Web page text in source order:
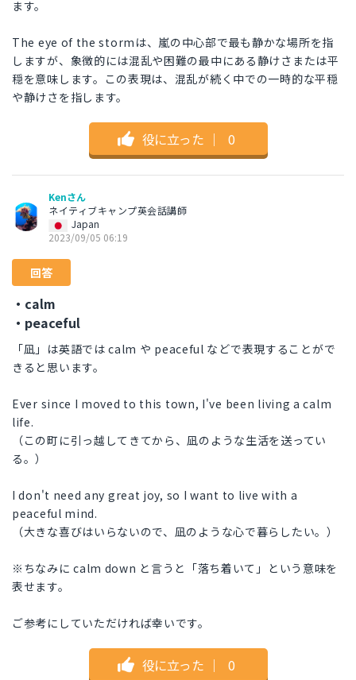
ます。
The eye of the stormは、嵐の中心部で最も静かな場所を指
しますが、象徴的には混乱や困難の最中にある静けさまたは平
穏を意味します。この表現は、混乱が続く中での一時的な平穏
や静けさを指します。
役に立った ｜ 0
Kenさん
ネイティブキャンプ英会話講師
Japan
2023/09/05 06:19
回答
・calm
・peaceful
「凪」は英語では calm や peaceful などで表現することがで
きると思います。
Ever since I moved to this town, I've been living a calm
life.
（この町に引っ越してきてから、凪のような生活を送ってい
る。）
I don't need any great joy, so I want to live with a
peaceful mind.
（大きな喜びはいらないので、凪のような心で暮らしたい。）
※ちなみに calm down と言うと「落ち着いて」という意味を
表せます。
ご参考にしていただければ幸いです。
役に立った ｜ 0